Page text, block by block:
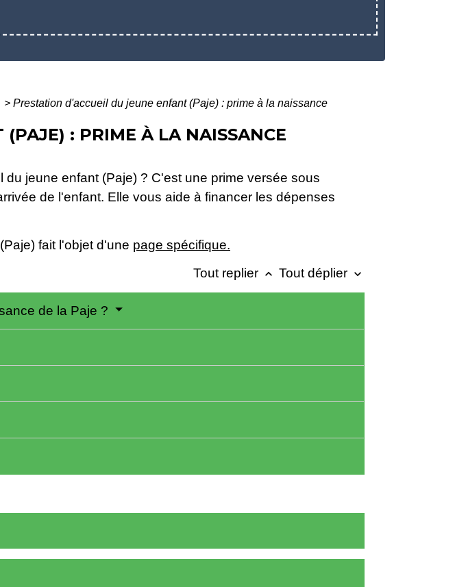
> Prestation d'accueil du jeune enfant (Paje) : prime à la naissance
: PRIME À LA NAISSANCE
jeune enfant (Paje) ? C'est une prime versée sous
de l'enfant. Elle vous aide à financer les dépenses
fait l'objet d'une page spécifique.
Tout replier keyboard_arrow_up Tout déplier keyboard_arrow_down
de la Paje ?